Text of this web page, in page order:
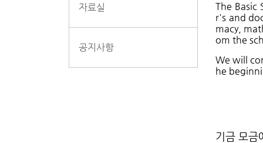
자료실
공지사항
The Basic
r's and
macy,
om the
We will
he
기금 모금